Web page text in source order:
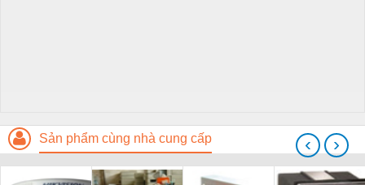
Sản phẩm cùng nhà cung cấp ‹ ›